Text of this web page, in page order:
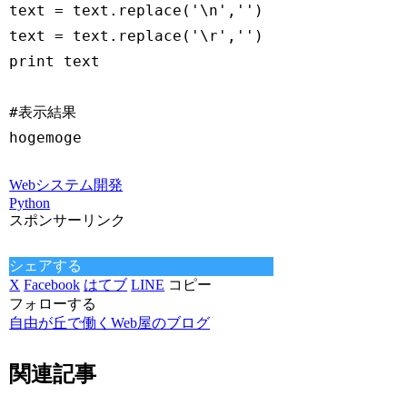
text = text.replace('\n','')
text = text.replace('\r','')
print text
#表示結果
Webシステム開発
Python
スポンサーリンク
シェアする
X Facebook はてブ LINE コピー
フォローする
自由が丘で働くWeb屋のブログ
関連記事